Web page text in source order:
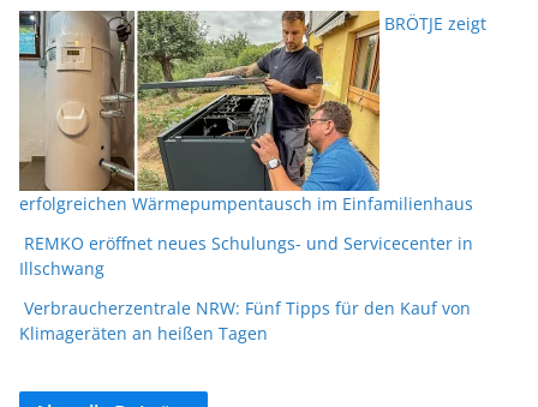
BRÖTJE zeigt
erfolgreichen Wärmepumpentausch im Einfamilienhaus
REMKO eröffnet neues Schulungs- und Servicecenter in
Illschwang
Verbraucherzentrale NRW: Fünf Tipps für den Kauf von
Klimageräten an heißen Tagen